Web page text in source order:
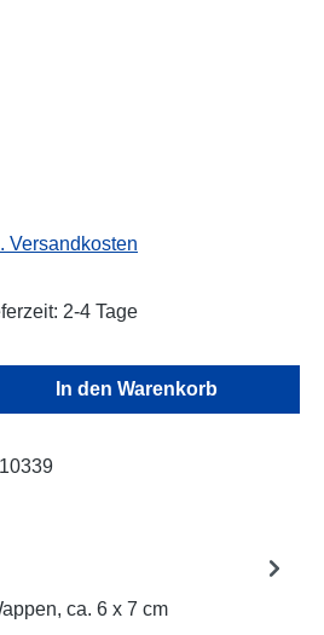
Versandkosten
2-4 Tage
Gib den gewünschten
In den Warenkorb
ca. 6 x 7 cm